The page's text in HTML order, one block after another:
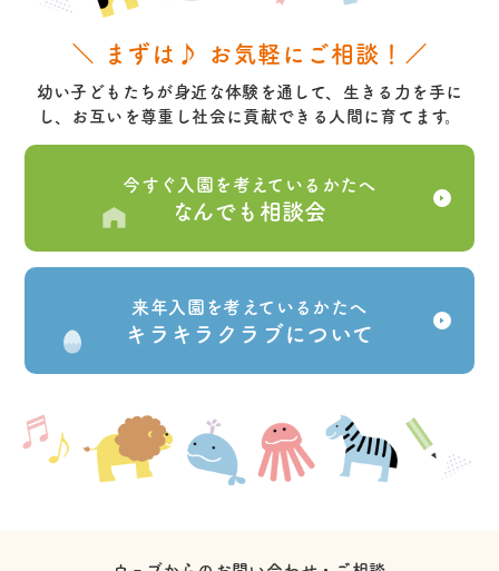
＼ まずは♪ お気軽にご相談！／
幼い子どもたちが身近な体験を通して、生きる力を手に
し、お互いを尊重し社会に貢献できる人間に育てます。
今すぐ入園を考えているかたへ
なんでも相談会
来年入園を考えているかたへ
キラキラクラブについて